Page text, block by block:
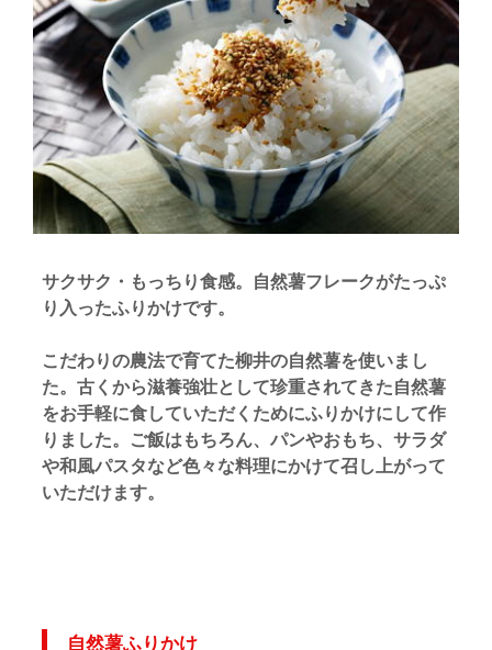
サクサク・もっちり食感。自然薯フレークがたっぷ
り入ったふりかけです。
こだわりの農法で育てた柳井の自然薯を使いまし
た。古くから滋養強壮として珍重されてきた自然薯
をお手軽に食していただくためにふりかけにして作
りました。ご飯はもちろん、パンやおもち、サラダ
や和風パスタなど色々な料理にかけて召し上がって
いただけます。
自然薯ふりかけ